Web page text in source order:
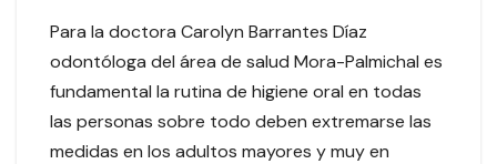
Para la doctora Carolyn Barrantes Díaz
odontóloga del área de salud Mora-Palmichal es
fundamental la rutina de higiene oral en todas
las personas sobre todo deben extremarse las
medidas en los adultos mayores y muy en